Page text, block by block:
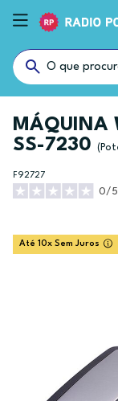
MÁQUINA
SS-7230
F92727
0/5
Até 10x Sem Juros